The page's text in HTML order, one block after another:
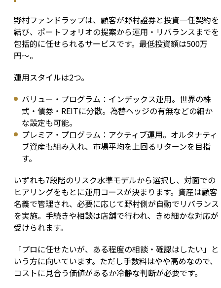
野村ファンドラップは、顧客が野村證券と投資一任契約を
結び、ポートフォリオの提案から運用・リバランスまでを
包括的に任せられるサービスです。最低投資額は500万
円〜。
運用スタイルは2つ。
バリュー・プログラム：インデックス運用。世界の株
式・債券・REITに分散。為替ヘッジの有無などの細か
な設定も可能。
プレミア・プログラム：アクティブ運用。オルタナティ
ブ資産も組み入れ、市場平均を上回るリターンを目指
す。
いずれも7段階のリスク水準モデルから選択し、対面での
ヒアリングをもとに運用コースが決まります。資産は顧客
名義で管理され、必要に応じて野村側が自動でリバランス
を実施。手続きや相談は店舗で行われ、きめ細かな対応が
受けられます。
「プロに任せたいが、ある程度の相談・確認はしたい」と
いう方に向いています。ただし手数料はやや高めなので、
コストに見合う価値があるか冷静な判断が必要です。